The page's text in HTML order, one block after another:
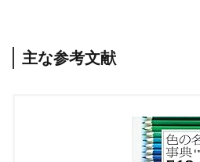
主な参考文献